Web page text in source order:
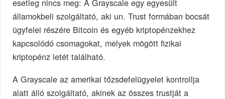
esetleg nincs meg: A Grayscale egy egyesült
államokbeli szolgáltató, aki un. Trust formában bocsát
ügyfelei részére Bitcoin és egyéb kriptopénzekhez
kapcsolódó csomagokat, melyek mögött fizikai
kriptopénz letét található.
A Grayscale az amerikai tőzsdefelügyelet kontrollja
alatt álló szolgáltató, akinek az összes trustját a